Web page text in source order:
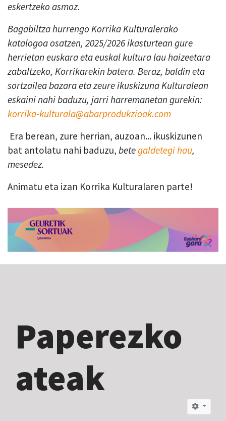
eskertzeko asmoz.
Bagabiltza hurrengo Korrika Kulturalerako
katalogoa osatzen, 2025/2026 ikasturtean gure
herrietan euskara eta euskal kultura lau haizeetara
zabaltzeko, Korrikarekin batera. Beraz, baldin eta
sortzailea bazara eta zeure ikuskizuna Kulturalean
eskaini nahi baduzu, jarri harremanetan gurekin:
korrika-kulturala@abarprodukzioak.com
Era berean, zure herrian, auzoan... ikuskizunen
bat antolatu nahi baduzu, betegaldetegi hau,
mesedez.
Animatu eta izan Korrika Kulturalaren parte!
Paperezko
ateak